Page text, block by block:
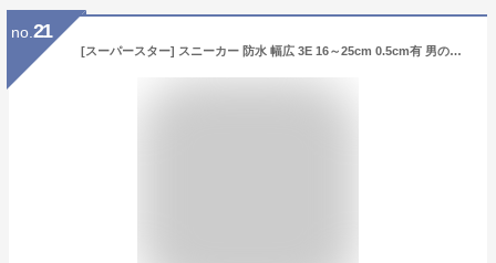
no. 21
[スーパースター] スニーカー 防水 幅広 3E 16～25cm 0.5cm有 男の子 キッズ SS J7109AZ ブルー 22.5 cm